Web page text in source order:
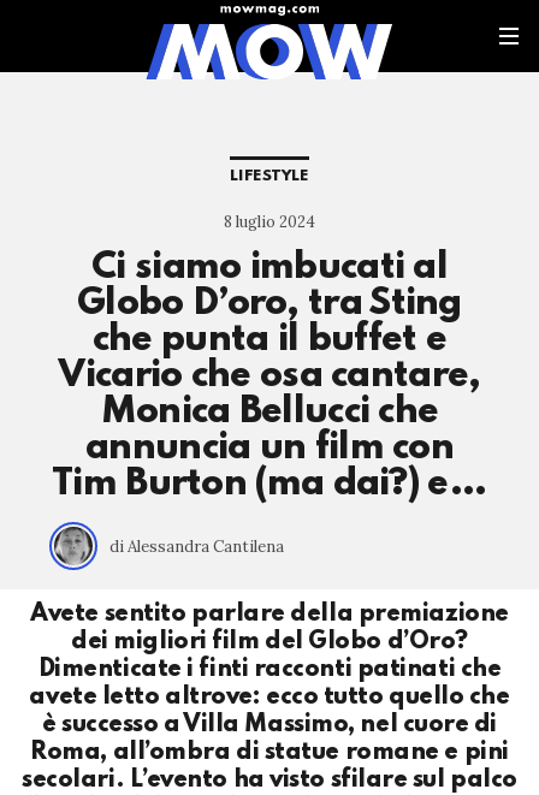
LIFESTYLE
8 luglio 2024
Ci siamo imbucati al
Globo D’oro, tra Sting
che punta il buffet e
Vicario che osa cantare,
Monica Bellucci che
annuncia un film con
Tim Burton (ma dai?) e…
di Alessandra Cantilena
Avete sentito parlare della premiazione
dei migliori film del Globo d’Oro?
Dimenticate i finti racconti patinati che
avete letto altrove: ecco tutto quello che
è successo a Villa Massimo, nel cuore di
Roma, all’ombra di statue romane e pini
secolari. L’evento ha visto sfilare sul palco